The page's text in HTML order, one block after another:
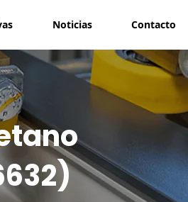
Noticias Contacto